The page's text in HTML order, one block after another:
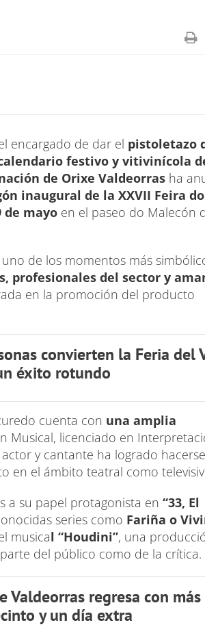
encargado de dar el pistoletazo
festivo y vitivinícola
de Orixe Valdeorras ha
inaugural de la XXVII Feira
de mayo en el paseo do Malecón
de los momentos más
profesionales del sector y
en la promoción del producto
convierten la Feria del
éxito rotundo
cuenta con una amplia
Musical, licenciado en
y cantante ha logrado
en el ámbito teatral como
a su papel protagonista en “33, El
series como Fariña o
musical “Houdini”, una
del público como de la crítica.
Valdeorras regresa con más
y un día extra